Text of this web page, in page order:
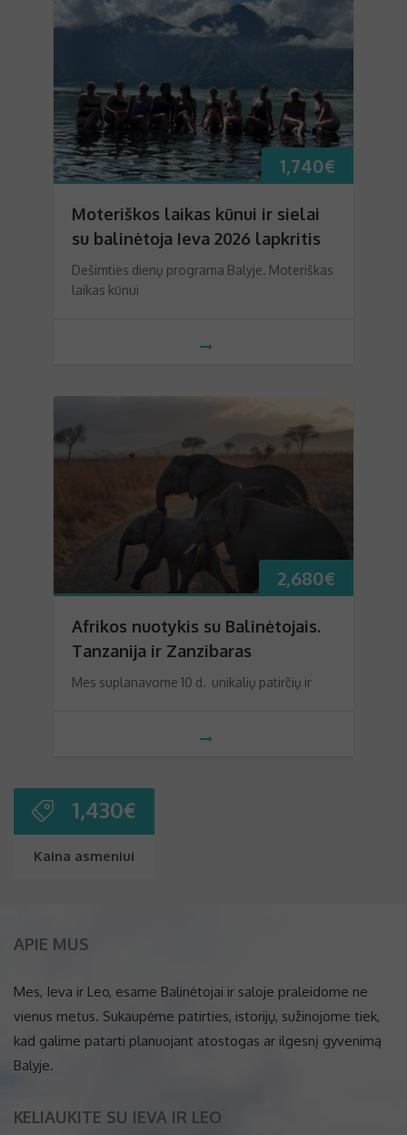
1,740€
Moteriškos laikas kūnui ir sielai
su balinėtoja Ieva 2026 lapkritis
Dešimties dienų programa Balyje. Moteriškas
laikas kūnui
2,680€
Afrikos nuotykis su Balinėtojais.
Tanzanija ir Zanzibaras
Mes suplanavome 10 d. unikalių patirčių ir
1,430€
Kaina asmeniui
APIE MUS
Mes, Ieva ir Leo, esame Balinėtojai ir saloje praleidome ne
vienus metus. Sukaupėme patirties, istorijų, sužinojome tiek,
kad galime patarti planuojant atostogas ar ilgesnį gyvenimą
Balyje.
KELIAUKITE SU IEVA IR LEO